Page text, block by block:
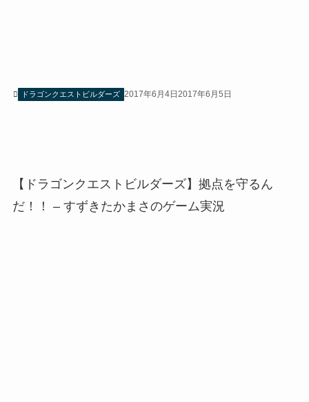
ドラゴンクエストビルダーズ 2017年6月4日 2017年6月5日
【ドラゴンクエストビルダーズ】拠点を守るん
だ！！ – すずきたかまさのゲーム実況